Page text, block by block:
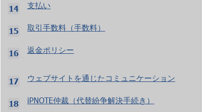
支払い
取引手数料（手数料）
返金ポリシー
ウェブサイトを通じたコミュニケーション
iPNOTE仲裁（代替紛争解決手続き）